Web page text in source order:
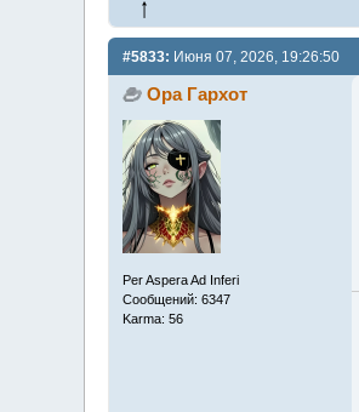
#5833: Июня 07, 2026, 19:26:50
Ора Гархот
Per Aspera Ad Inferi
Сообщений: 6347
Karma: 56